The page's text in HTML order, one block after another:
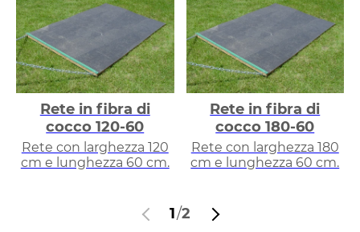
Rete in fibra di
cocco 120-60
Rete con larghezza 120
cm e lunghezza 60 cm.
Rete in fibra di
cocco 180-60
Rete con larghezza 180
cm e lunghezza 60 cm.
1/2